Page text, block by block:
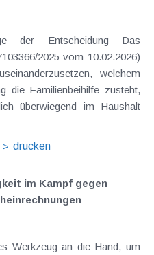
der Entscheidung Das
2025 vom 10.02.2026)
welchem
die Familienbeihilfe zusteht,
überwiegend im Haushalt
drucken
im Kampf gegen
Werkzeug an die Hand, um